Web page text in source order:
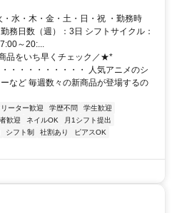
水・木・金・土・日・祝 ・勤務時
務日数（週）：3日 シフトサイクル：
～20:...
品をいち早くチェック／★*
・・・・・・・・・ 人気アニメのシ
など 毎週数々の新商品が登場するの
リーター歓迎 学歴不問
学生歓迎
歓迎 ネイルOK
月1シフト提出
シフト制 社割あり
ピアスOK